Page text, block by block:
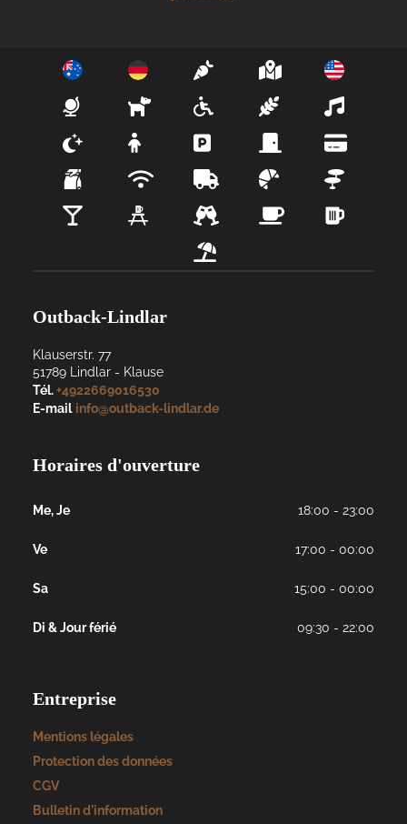
Outback-Lindlar
Klauserstr. 77
51789
Lindlar - Klause
Tél.+4922669016530
E-mail info@outback-lindlar.de
Horaires d'ouverture
Me, Je 18:00 - 23:00
Ve 17:00 - 00:00
Sa 15:00 - 00:00
Di & Jour férié 09:30 - 22:00
Entreprise
Mentions légales
Protection des données
CGV
Bulletin d'information